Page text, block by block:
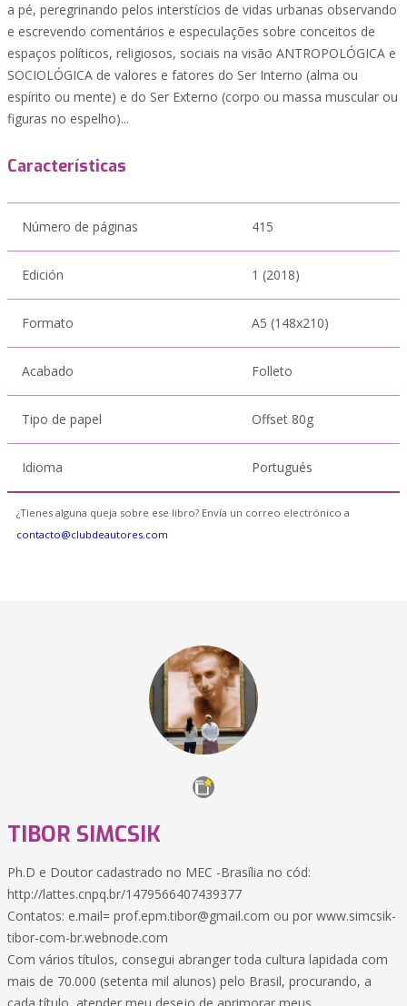
a pé, peregrinando pelos interstícios de vidas urbanas observando
e escrevendo comentários e especulações sobre conceitos de
espaços políticos, religiosos, sociais na visão ANTROPOLÓGICA e
SOCIOLÓGICA de valores e fatores do Ser Interno (alma ou
espírito ou mente) e do Ser Externo (corpo ou massa muscular ou
figuras no espelho)...
Características
Número de páginas 415
Edición 1 (2018)
Formato A5 (148x210)
Acabado Folleto
Tipo de papel Offset 80g
Idioma Portugués
¿Tienes alguna queja sobre ese libro? Envía un correo electrónico a
contacto@clubdeautores.com
TIBOR SIMCSIK
Ph.D e Doutor cadastrado no MEC -Brasília no cód:
http://lattes.cnpq.br/1479566407439377
Contatos: e.mail= prof.epm.tibor@gmail.com ou por www.simcsik-
tibor-com-br.webnode.com
Com vários títulos, consegui abranger toda cultura lapidada com
mais de 70.000 (setenta mil alunos) pelo Brasil, procurando, a